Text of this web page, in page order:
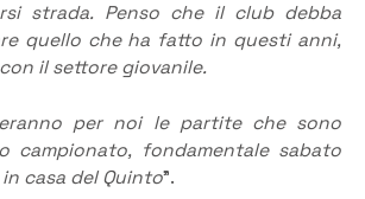
strada. Penso che il club debba
quello che ha fatto in questi anni,
il settore giovanile.
per noi le partite che sono
campionato, fondamentale sabato
casa del Quinto”.